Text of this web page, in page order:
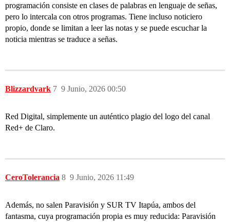
programación consiste en clases de palabras en lenguaje de señas,
pero lo intercala con otros programas. Tiene incluso noticiero
propio, donde se limitan a leer las notas y se puede escuchar la
noticia mientras se traduce a señas.
Blizzardvark 9 Junio, 2026 00:50
7
Red Digital, simplemente un auténtico plagio del logo del canal
Red+ de Claro.
CeroTolerancia 9 Junio, 2026 11:49
8
Además, no salen Paravisión y SUR TV Itapúa, ambos del
fantasma, cuya programación propia es muy reducida: Paravisión